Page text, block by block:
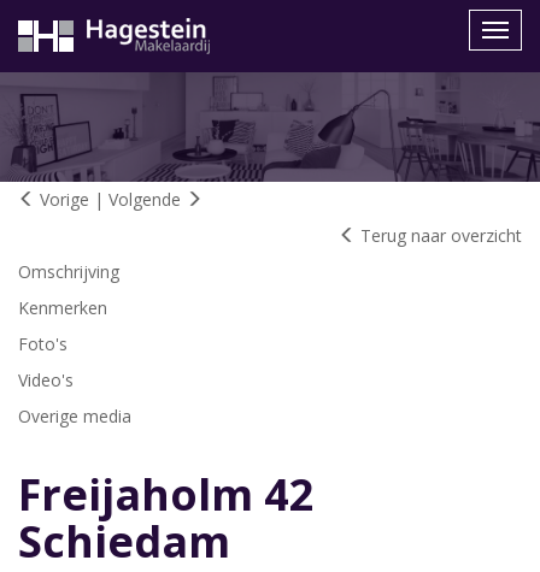
Vorige | Volgende
Terug naar overzicht
Omschrijving
Kenmerken
Foto's
Video's
Overige media
Freijaholm 42
Schiedam